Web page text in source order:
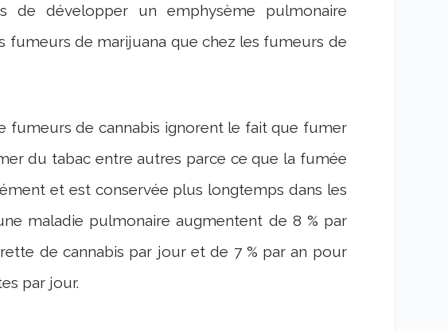
de développer un emphysème pulmonaire
fumeurs de marijuana que chez les fumeurs de
fumeurs de cannabis ignorent le fait que fumer
du tabac entre autres parce ce que la fumée
et est conservée plus longtemps dans les
maladie pulmonaire augmentent de 8 % par
de cannabis par jour et de 7 % par an pour
par jour.